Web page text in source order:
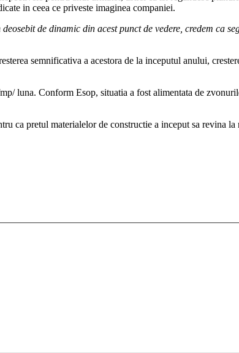
in ceea ce priveste imaginea companiei.
de dinamic din acest punct de vedere, credem ca
semnificativa a acestora de la inceputul anului,
luna. Conform Esop, situatia a fost alimentata de
ca pretul materialelor de constructie a inceput sa revina